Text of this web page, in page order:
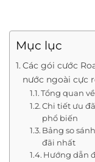
Mục lục
Các gói cước
nước ngoài cực
Tổng quan
Chi tiết ưu
phổ biến
Bảng so
đãi nhất
Hướng dẫn